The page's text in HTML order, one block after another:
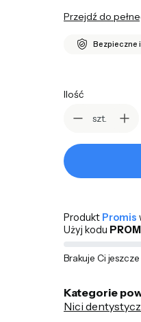
Przejdź do
Bezpieczne
Ilość
szt.
Produkt Promis
Użyj kodu
Brakuje Ci jeszcze
Kategorie
Nici